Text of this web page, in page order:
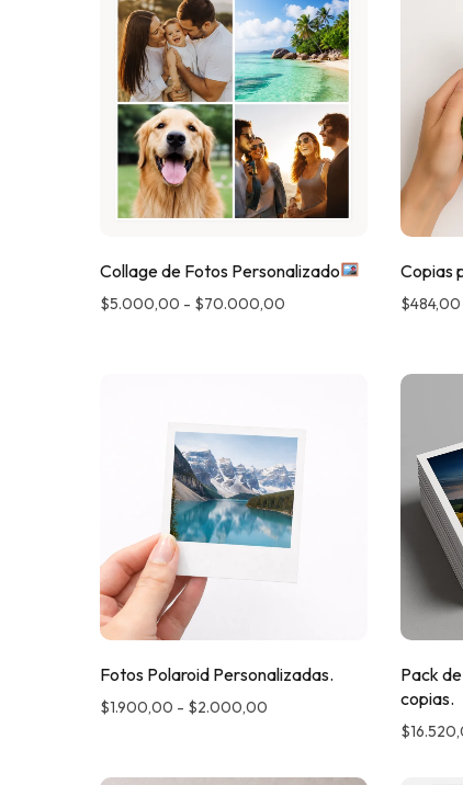
Collage de Fotos Personalizado
$5.000,00 - $70.000,00
Copias
$484,00
Fotos Polaroid Personalizadas.
$1.900,00 - $2.000,00
Pack
copias.
$